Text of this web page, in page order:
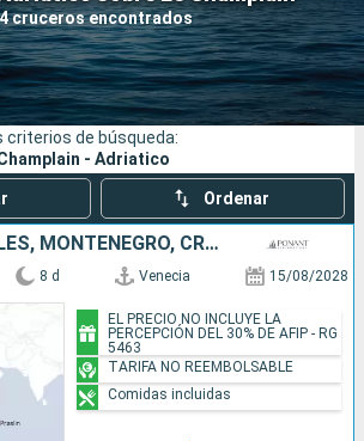
4 cruceros encontrados
Compañías
Buscar
criterios de búsqueda:
- Adriatico
Ordenar
ITALIA, SEYCHELLES, MONTENEGRO, CROACIA
8 d Venecia 15/08/2028
EL PRECIO NO INCLUYE LA
PERCEPCIÓN DEL 30% DE AFIP - RG
5463
TARIFA NO REEMBOLSABLE
Comidas incluidas